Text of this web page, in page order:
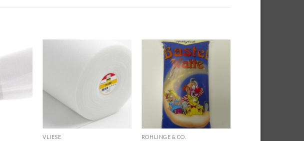
Wunschliste
VLIESE
Auf die
Wunschliste
ROHLINGE & CO.